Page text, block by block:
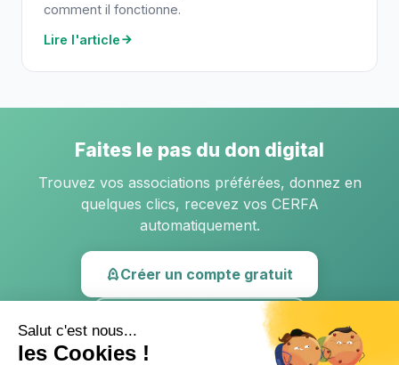
comment il fonctionne.
Lire l'article
Faites le pas du don digital
Trouvez vos associations préférées, donnez en
quelques clics, recevez vos CERFA
automatiquement.
Créer un compte gratuit
Lire d'autres articles